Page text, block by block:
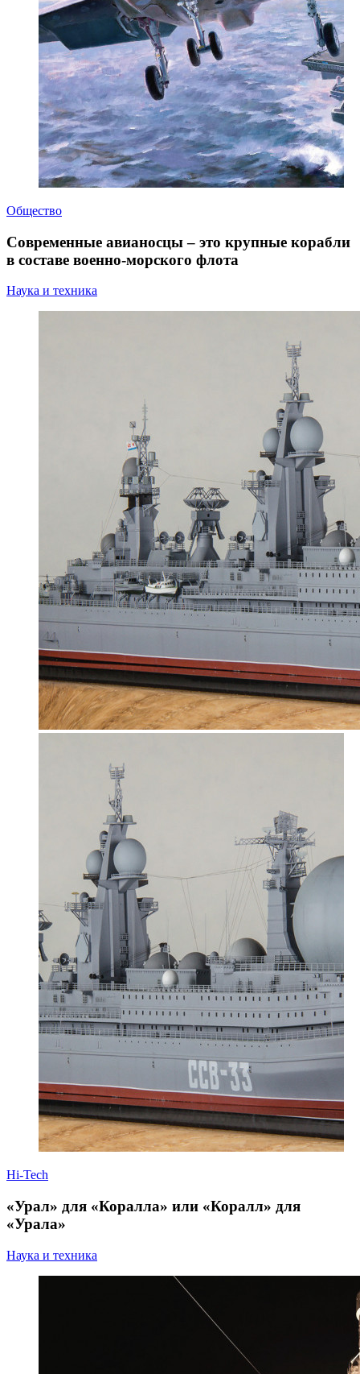
Общество
Современные авианосцы – это крупные корабли
в составе военно-морского флота
Наука и техника
Hi-Tech
«Урал» для «Коралла» или «Коралл» для
«Урала»
Наука и техника